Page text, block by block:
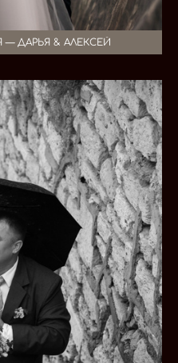
ДАРЬЯ & АЛЕКСЕЙ